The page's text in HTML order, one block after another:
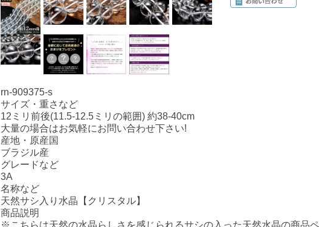
rn-909375-s
サイズ・重さなど
12ミリ前後(11.5-12.5ミリの範囲) 約38-40cm
大量の場合はお気軽にお問い合わせ下さい!
産地・原産国
ブラジル産
グレードなど
3A
名称など
天然サシ入り水晶【クリスタル】
商品説明